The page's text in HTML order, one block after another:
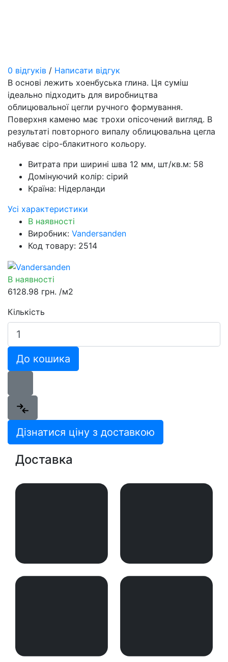
0 відгуків / Написати відгук
В основі лежить хоенбуська глина. Ця суміш
ідеально підходить для виробництва
облицювальної цегли ручного формування.
Поверхня каменю має трохи опісочений вигляд. В
результаті повторного випалу облицювальна цегла
набуває сіро-блакитного кольору.
Витрата при ширині шва 12 мм, шт/кв.м: 58
Домінуючий колір: сірий
Країна: Нідерланди
Усі характеристики
В наявності
Виробник: Vandersanden
Код товару: 2514
В наявності
6128.98 грн. /м2
Кількість
До кошика
Дізнатися ціну з доставкою
Доставка